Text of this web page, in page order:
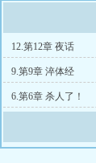
12.第12章 夜话
9.第9章 淬体经
6.第6章 杀人了！